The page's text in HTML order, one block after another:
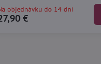
objednávku do 14 dní
€